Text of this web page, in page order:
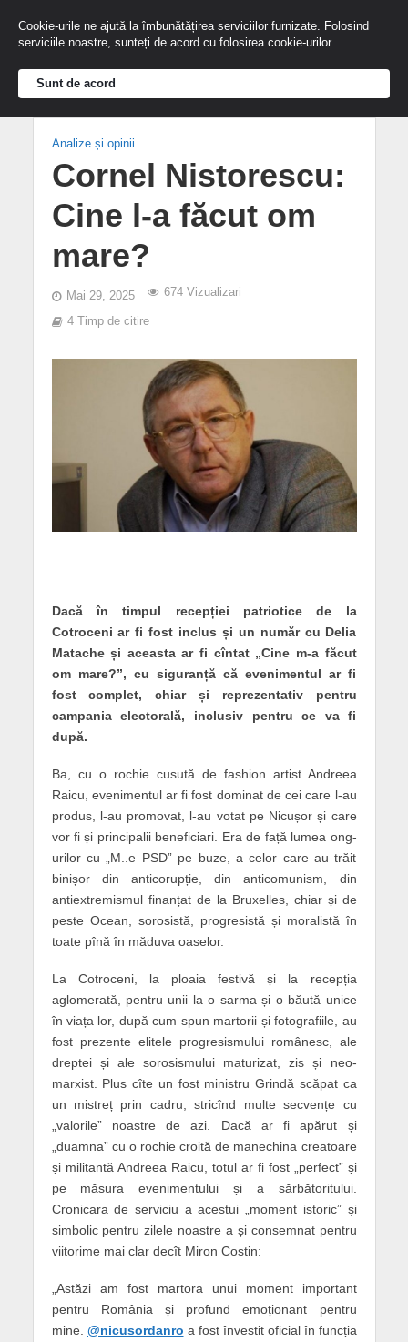
Analize și opinii
Cornel Nistorescu:
Cine l-a făcut om
mare?
Mai 29, 2025 674 Vizualizari
4 Timp de citire
Dacă în timpul recepției patriotice de la
Cotroceni ar fi fost inclus și un număr cu Delia
Matache și aceasta ar fi cîntat „Cine m-a făcut
om mare?”, cu siguranță că evenimentul ar fi
fost complet, chiar și reprezentativ pentru
campania electorală, inclusiv pentru ce va fi
după.
Ba, cu o rochie cusută de fashion artist Andreea
Raicu, evenimentul ar fi fost dominat de cei care l-au
produs, l-au promovat, l-au votat pe Nicușor și care
vor fi și principalii beneficiari. Era de față lumea ong-
urilor cu „M..e PSD” pe buze, a celor care au trăit
binișor din anticorupție, din anticomunism, din
antiextremismul finanțat de la Bruxelles, chiar și de
peste Ocean, sorosistă, progresistă și moralistă în
toate pînă în măduva oaselor.
La Cotroceni, la ploaia festivă și la recepția
aglomerată, pentru unii la o sarma și o băută unice
în viața lor, după cum spun martorii și fotografiile, au
fost prezente elitele progresismului românesc, ale
dreptei și ale sorosismului maturizat, zis și neo-
marxist. Plus cîte un fost ministru Grindă scăpat ca
un mistreț prin cadru, stricînd multe secvențe cu
„valorile” noastre de azi. Dacă ar fi apărut și
„duamna” cu o rochie croită de manechina creatoare
și militantă Andreea Raicu, totul ar fi fost „perfect” și
pe măsura evenimentului și a sărbătoritului.
Cronicara de serviciu a acestui „moment istoric” și
simbolic pentru zilele noastre a și consemnat pentru
viitorime mai clar decît Miron Costin:
„Astăzi am fost martora unui moment important
pentru România și profund emoționant pentru
mine. @nicusordanro a fost învestit oficial în funcția
Cookie-urile ne ajută la îmbunătățirea serviciilor furnizate. Folosind
serviciile noastre, sunteți de acord cu folosirea cookie-urilor.
Sunt de acord